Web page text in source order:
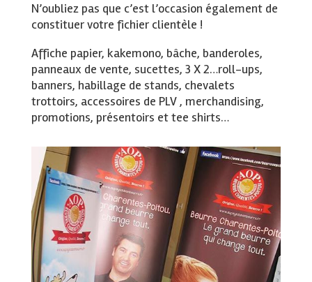
N’oubliez pas que c’est l’occasion également de
constituer votre fichier clientèle !
Affiche papier, kakemono, bâche, banderoles,
panneaux de vente, sucettes, 3 X 2…roll-ups,
banners, habillage de stands, chevalets
trottoirs, accessoires de PLV , merchandising,
promotions, présentoirs et tee shirts…